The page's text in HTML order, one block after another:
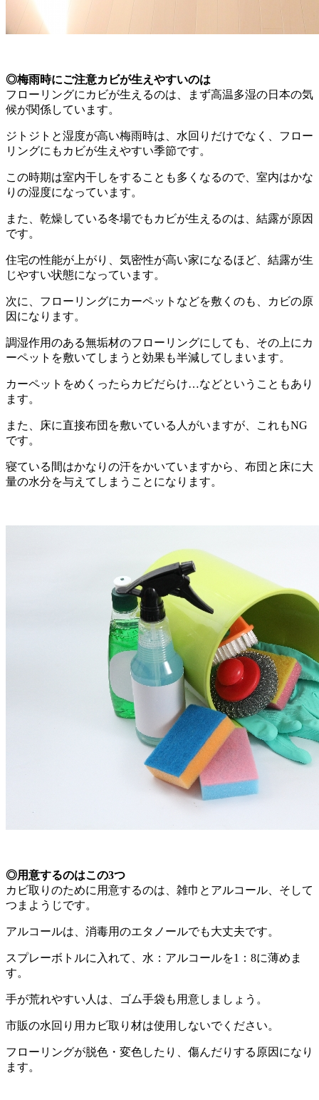
◎梅雨時にご注意カビが生えやすいのは
フローリングにカビが生えるのは、まず高温多湿の日本の気
候が関係しています。
ジトジトと湿度が高い梅雨時は、水回りだけでなく、フロー
リングにもカビが生えやすい季節です。
この時期は室内干しをすることも多くなるので、室内はかな
りの湿度になっています。
また、乾燥している冬場でもカビが生えるのは、結露が原因
です。
住宅の性能が上がり、気密性が高い家になるほど、結露が生
じやすい状態になっています。
次に、フローリングにカーペットなどを敷くのも、カビの原
因になります。
調湿作用のある無垢材のフローリングにしても、その上にカ
ーペットを敷いてしまうと効果も半減してしまいます。
カーペットをめくったらカビだらけ…などということもあり
ます。
また、床に直接布団を敷いている人がいますが、これもNG
です。
寝ている間はかなりの汗をかいていますから、布団と床に大
量の水分を与えてしまうことになります。
◎用意するのはこの3つ
カビ取りのために用意するのは、雑巾とアルコール、そして
つまようじです。
アルコールは、消毒用のエタノールでも大丈夫です。
スプレーボトルに入れて、水：アルコールを1：8に薄めま
す。
手が荒れやすい人は、ゴム手袋も用意しましょう。
市販の水回り用カビ取り材は使用しないでください。
フローリングが脱色・変色したり、傷んだりする原因になり
ます。